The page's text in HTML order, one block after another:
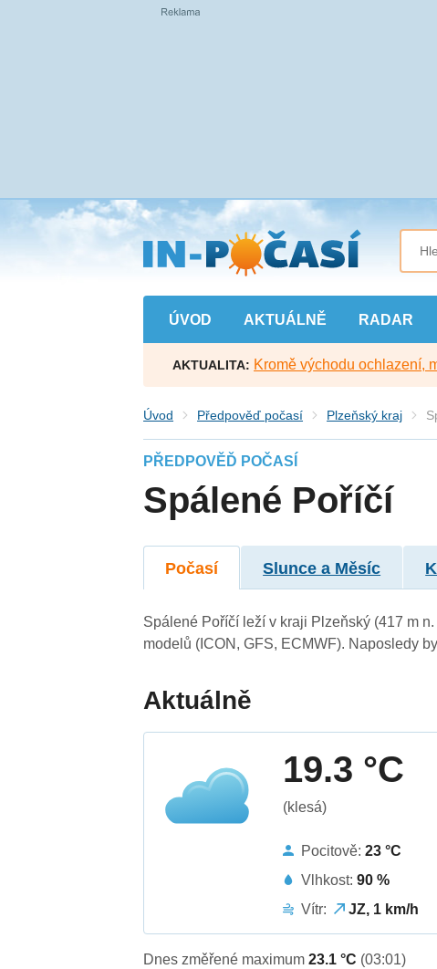
Přejít
na
hlavní
obsah
ÚVOD AKTUÁLNĚ RADAR
AKTUALITA: Kromě východu ochlazení,
Úvod Předpověď počasí Plzeňský kraj
PŘEDPOVĚĎ POČASÍ
Spálené Poříčí
Počasí Slunce a Měsíc
Spálené Poříčí leží v kraji Plzeňský (417 m
modelů (ICON, GFS, ECMWF). Naposledy
Aktuálně
19.3 °C
(klesá)
Pocitově:23 °C
Vlhkost:90 %
Vítr:
JZ, 1 km/h
Dnes změřené maximum23.1 °C (03:01)